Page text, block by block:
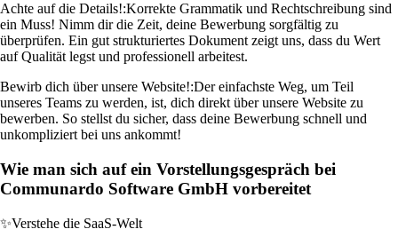
Achte auf die Details!:Korrekte Grammatik und Rechtschreibung sind
ein Muss! Nimm dir die Zeit, deine Bewerbung sorgfältig zu
überprüfen. Ein gut strukturiertes Dokument zeigt uns, dass du Wert
auf Qualität legst und professionell arbeitest.
Bewirb dich über unsere Website!:Der einfachste Weg, um Teil
unseres Teams zu werden, ist, dich direkt über unsere Website zu
bewerben. So stellst du sicher, dass deine Bewerbung schnell und
unkompliziert bei uns ankommt!
Wie man sich auf ein Vorstellungsgespräch bei
Communardo Software GmbH vorbereitet
✨Verstehe die SaaS-Welt